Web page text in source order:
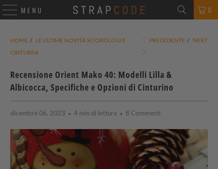
MENU 0
HOME / LE ULTIME NOVITÀ SU OROLOGI E
CINTURINI
PRECEDENTE / NEXT
Recensione Orient Mako 40: Modelli Lilla &
Albicocca, Specifiche e Opzioni di Cinturino
dicembre 06, 2023 4 min di lettura 8 Commenti